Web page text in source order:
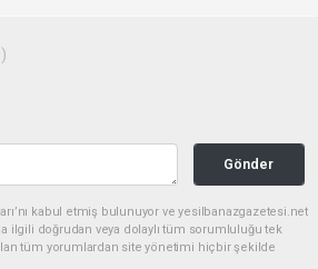
Gönder
kabul etmiş bulunuyor ve yesilbanazgazetesi.net
ilgili doğrudan veya dolaylı tüm sorumluluğu tek
tüm yorumlardan site yönetimi hiçbir şekilde